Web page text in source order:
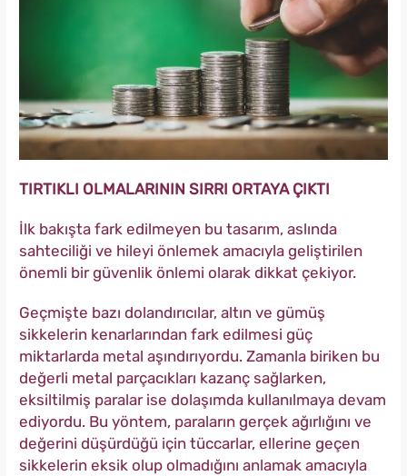
TIRTIKLI OLMALARININ SIRRI ORTAYA ÇIKTI
İlk bakışta fark edilmeyen bu tasarım, aslında
sahteciliği ve hileyi önlemek amacıyla geliştirilen
önemli bir güvenlik önlemi olarak dikkat çekiyor.
Geçmişte bazı dolandırıcılar, altın ve gümüş
sikkelerin kenarlarından fark edilmesi güç
miktarlarda metal aşındırıyordu. Zamanla biriken bu
değerli metal parçacıkları kazanç sağlarken,
eksiltilmiş paralar ise dolaşımda kullanılmaya devam
ediyordu. Bu yöntem, paraların gerçek ağırlığını ve
değerini düşürdüğü için tüccarlar, ellerine geçen
sikkelerin eksik olup olmadığını anlamak amacıyla